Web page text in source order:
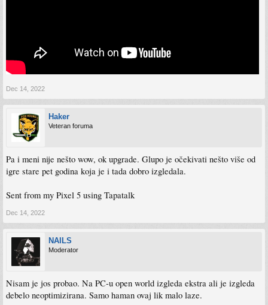
Dec 14, 2022
Haker
Veteran foruma
Pa i meni nije nešto wow, ok upgrade. Glupo je očekivati nešto više od
igre stare pet godina koja je i tada dobro izgledala.
Sent from my Pixel 5 using Tapatalk
Dec 14, 2022
NAILS
Moderator
Nisam je jos probao. Na PC-u open world izgleda ekstra ali je izgleda
debelo neoptimizirana. Samo haman ovaj lik malo laze.